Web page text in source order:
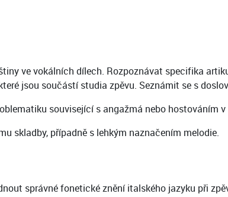
ve vokálních dílech. Rozpoznávat specifika
jsou součástí studia zpěvu. Seznámit se s
související s angažmá nebo hostováním
skladby, případně s lehkým naznačením melodie.
správné fonetické znění italského jazyku při